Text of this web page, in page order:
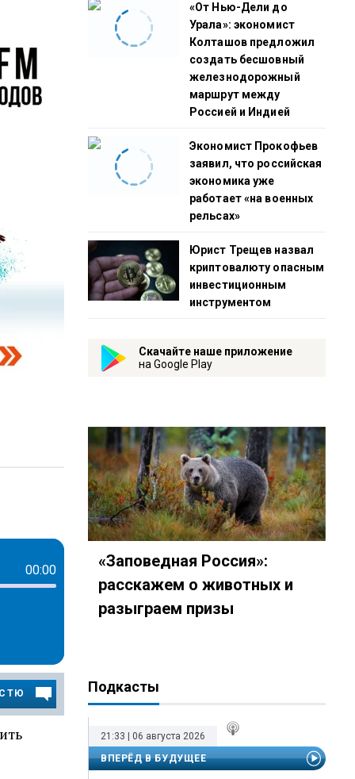
show/55PUQ6aKkx9nnPj5OuY9Qv
mavestreambot/app?startapp=rkp-novosti-sporta
00:00
«От Нью-Дели до
Урала»: экономист
Колташов предложил
создать бесшовный
железнодорожный
маршрут между
Россией и Индией
Экономист Прокофьев
заявил, что российская
экономика уже
работает «на военных
рельсах»
Юрист Трещев назвал
криптовалюту опасным
инвестиционным
инструментом
Скачайте наше приложение
на Google Play
«Заповедная Россия»:
расскажем о животных и
разыграем призы
Подкасты
21:33 | 06 августа 2026
ВПЕРЁД В БУДУЩЕЕ